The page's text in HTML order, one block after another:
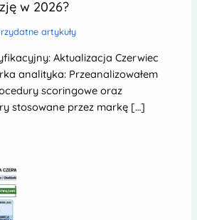
w 2026?
artykuły
Aktualizacja Czerwiec
analityka: Przeanalizowałem
scoringowe oraz
stosowane przez markę […]